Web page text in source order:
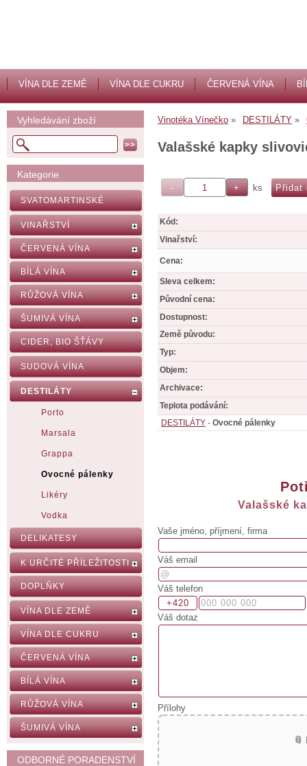
VÍNA DLE ZEMĚ VÍNA DLE CUKRU ČERVENÁ VÍNA
Vinotéka Vínečko DESTILÁTY
Valašské kapky
ks
Kód:
Vinařství:
Cena:
Sleva celkem:
Původní cena:
Dostupnost:
Země původu:
Typ:
Objem:
Archivace:
Teplota podávání:
DESTILÁTY - Ovocné pálenky
Valašské
Vaše jméno, příjmení, firma
Váš email
Váš telefon
Váš dotaz
Přílohy
Vyhledávání zboží
Kategorie
SVATOMARTINSKÉ
VINAŘSTVÍ
ČERVENÁ VÍNA
BÍLÁ VÍNA
RŮŽOVÁ VÍNA
ŠUMIVÁ VÍNA
CIDER, BIO ŠŤÁVY
SUDOVÁ VÍNA
DESTILÁTY
Porto
Marsala
Grappa
Ovocné pálenky
Likéry
Vodka
DELIKATESY
K URČITÉ PŘÍLEŽITOSTI
DOPLŇKY
VÍNA DLE ZEMĚ
VÍNA DLE CUKRU
ČERVENÁ VÍNA
BÍLÁ VÍNA
RŮŽOVÁ VÍNA
ŠUMIVÁ VÍNA
ODBORNÉ PORADENSTVÍ